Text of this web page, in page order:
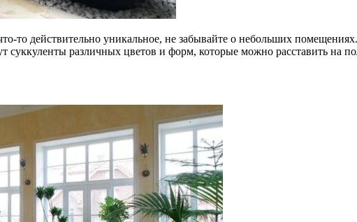
то действительно уникальное, не забывайте о небольших
суккуленты различных цветов и форм, которые можно расставить на